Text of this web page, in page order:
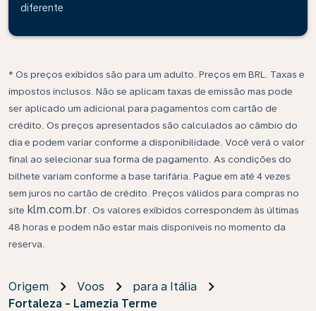
diferente
* Os preços exibidos são para um adulto. Preços em BRL. Taxas e
impostos inclusos. Não se aplicam taxas de emissão mas pode
ser aplicado um adicional para pagamentos com cartão de
crédito. Os preços apresentados são calculados ao câmbio do
dia e podem variar conforme a disponibilidade. Você verá o valor
final ao selecionar sua forma de pagamento. As condições do
bilhete variam conforme a base tarifária. Pague em até 4 vezes
sem juros no cartão de crédito. Preços válidos para compras no
site klm.com.br . Os valores exibidos correspondem às últimas
48 horas e podem não estar mais disponíveis no momento da
reserva.
Origem Voos
para a Itália
Fortaleza - Lamezia Terme